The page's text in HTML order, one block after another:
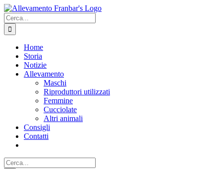
Salta
al
contenuto
Facebook
Cerca
per:
Home
Storia
Notizie
Allevamento
Maschi
Riproduttori utilizzati
Femmine
Cucciolate
Altri animali
Consigli
Contatti
Cerca